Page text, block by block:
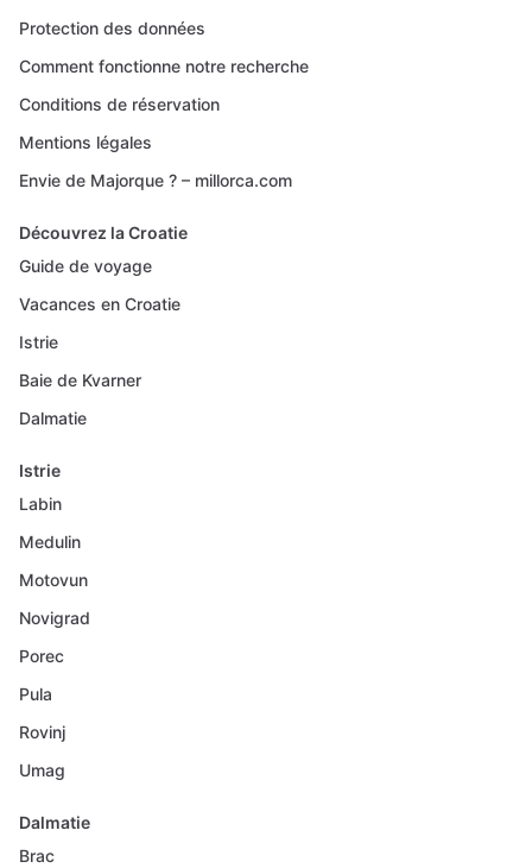
Protection des données
Comment fonctionne notre recherche
Conditions de réservation
Mentions légales
Envie de Majorque ? – millorca.com
Découvrez la Croatie
Guide de voyage
Vacances en Croatie
Istrie
Baie de Kvarner
Dalmatie
Istrie
Labin
Medulin
Motovun
Novigrad
Porec
Pula
Rovinj
Umag
Dalmatie
Brac